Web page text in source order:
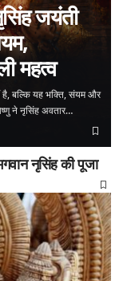
जयंती
महत्व
है, बल्कि यह भक्ति, संयम और
ने नृसिंह अवतार…
नृसिंह की पूजा